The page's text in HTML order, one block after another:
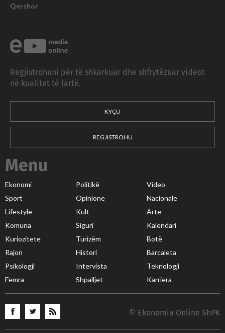
Qershor
Regjistrohuni për të shkarkuar dhe shfrytëzuar videot
në kualitet të lartë.
KYÇU
REGJISTROHU
Menu
Ekonomi Politikë
Video
Sport
Opinione
Nacionale
Lifestyle
Kult
Arte
Komuna
Siguri
Kalendari
Kuriozitete
Turizëm
Botë
Rajon
Histori
Barcaleta
Psikologji
Intervista
Teknologji
Femra
Shpalljet Karriera
© Ekonomia Online ShPK